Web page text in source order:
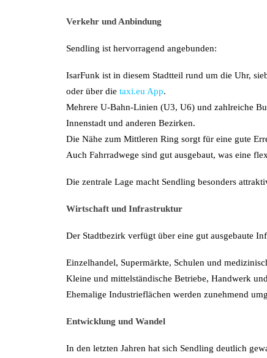
Verkehr und Anbindung
Sendling ist hervorragend angebunden:
IsarFunk ist in diesem Stadtteil rund um die Uhr,
oder über die taxi.eu App.
Mehrere U-Bahn-Linien (U3, U6) und zahlreiche
Innenstadt und anderen Bezirken.
Die Nähe zum Mittleren Ring sorgt für eine gute
Auch Fahrradwege sind gut ausgebaut, was eine
Die zentrale Lage macht Sendling besonders
Wirtschaft und Infrastruktur
Der Stadtbezirk verfügt über eine gut ausgebaute
Einzelhandel, Supermärkte, Schulen und
Kleine und mittelständische Betriebe, Handwerk
Ehemalige Industrieflächen werden zunehmend
Entwicklung und Wandel
In den letzten Jahren hat sich Sendling deutlich